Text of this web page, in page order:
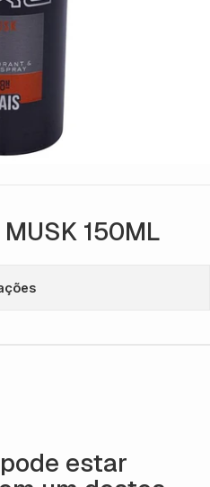
MUSK 150ML
estar